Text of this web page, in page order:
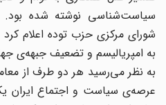
سیاست‌شناسی نوشته شده بود.
شورای مرکزی حزب توده اعلام کرد
به امپریالیسم و تضعیف جبهه‌ی
به نظر می‌رسید هر دو طرف از
عرصه‌ی سیاست و اجتماع ایران